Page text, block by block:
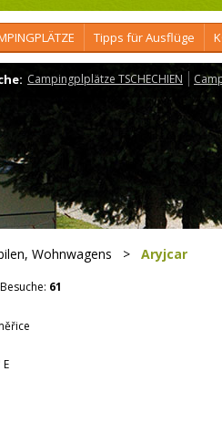
Tipps für Ausflüge
Campingplplätze TSCHECHIEN
Wohnwagens > Aryjcar
61
E